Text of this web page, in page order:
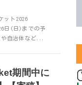
ット2026
日(日)までの予
自治体など...
期間中に